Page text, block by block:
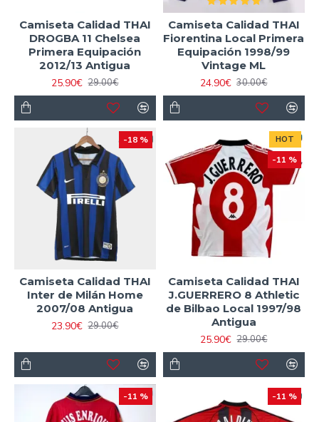
Camiseta Calidad THAI
DROGBA 11 Chelsea
Primera Equipación
2012/13 Antigua
25.90€ 29.00€
Camiseta Calidad THAI
Fiorentina Local Primera
Equipación 1998/99
Vintage ML
24.90€ 30.00€
-18 %
Camiseta Calidad THAI
Inter de Milán Home
2007/08 Antigua
23.90€ 29.00€
HOT
-11 %
Camiseta Calidad THAI
J.GUERRERO 8 Athletic
de Bilbao Local 1997/98
Antigua
25.90€ 29.00€
-11 % -11 %